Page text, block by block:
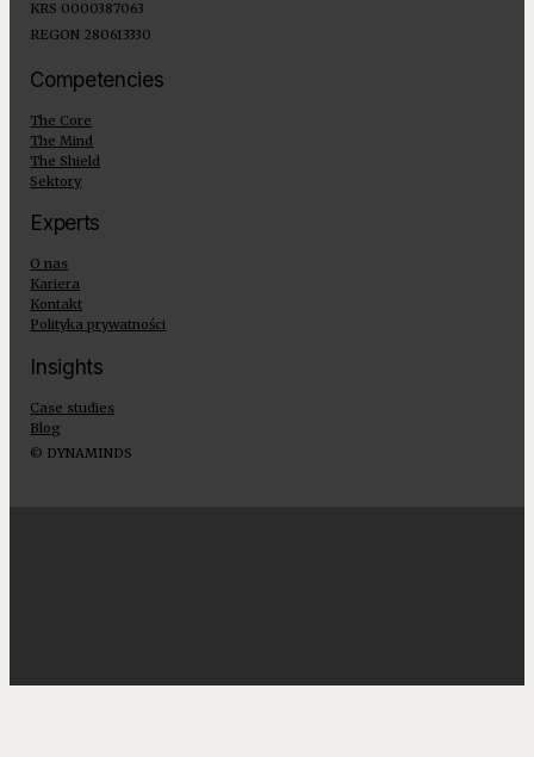
KRS 0000387063
REGON 280613330
Competencies
The Core
The Mind
The Shield
Sektory
Experts
O nas
Kariera
Kontakt
Polityka prywatności
Insights
Case studies
Blog
© DYNAMINDS